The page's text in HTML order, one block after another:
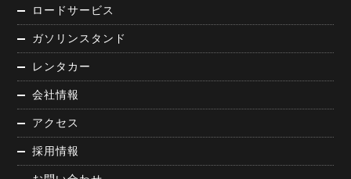
ロードサービス
ガソリンスタンド
レンタカー
会社情報
アクセス
採用情報